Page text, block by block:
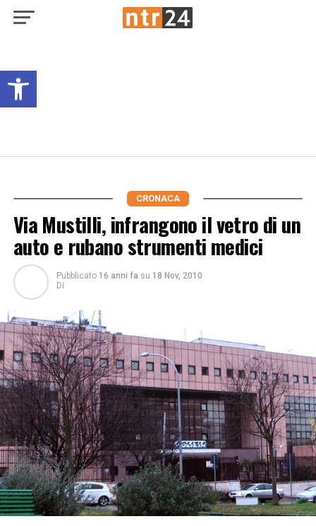
Open toolbar
CRONACA
Via Mustilli, infrangono il vetro di un
auto e rubano strumenti medici
Pubblicato 16 anni fa su 18 Nov, 2010
Di